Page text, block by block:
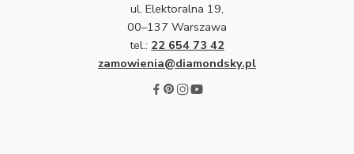
ul. Elektoralna 19,
00–137 Warszawa
tel.: 22 654 73 42
zamowienia@diamondsky.pl